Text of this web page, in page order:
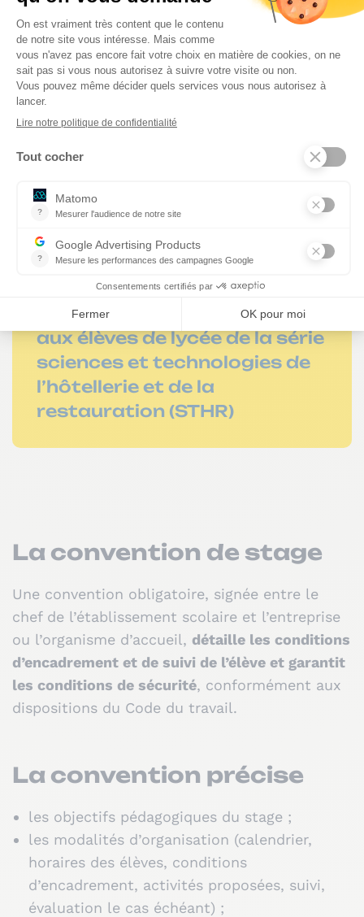
permettre aux élèvesd’articuler les savoirs et
savoir-faire acquis dans l’établissement
scolaireavec les langages techniques et les
pratiques du monde professionnel.
Ils s’adressent aux élèves de 3
e
Bon à savoir
Ces deux types de stages
peuvent aussi être proposés
aux élèves de lycée de la série
sciences et technologies de
l’hôtellerie et de la
restauration (STHR)
La convention de stage
Une convention obligatoire, signée entre le
chef de l’établissement scolaire et l’entreprise
ou l’organisme d’accueil, détaille les conditions
d’encadrement et de suivi de l’élève et garantit
les conditions de sécurité, conformément aux
dispositions du Code du travail.
La convention précise
les objectifs pédagogiques du stage ;
les modalités d’organisation (calendrier,
horaires des élèves, conditions
d’encadrement, activités proposées, suivi,
évaluation le cas échéant) ;